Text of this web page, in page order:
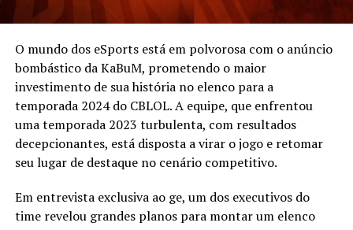
RELATED TOPICS: DESTAQUE JOGA JUNTO
UP NEXT
Riot Games lança portal universitário UNILoL
DON'T MISS
De Rejeitados a Campeões! Red Canids Campeã!
Embora os detalhes contratuais sejam preservados, a
nota indica que a permanência do jogador é
insustentável enquanto as investigações avançam. Esse
movimento sugere que a paiN, ciente do impacto de sua
marca e da pressão de seus patrocinadores, entende que
nenhum talento técnico justifica a conivência com
acusações desta magnitude.
O impacto no cenário competitivo
A decisão coloca o “Super Time” da paiN para 2026 em
xeque. O projeto, que visava reeditar a base campeã com
O mundo dos eSports está em polvorosa com o anúncio
bombástico da KaBuM, prometendo o maior
investimento de sua história no elenco para a
temporada 2024 do CBLOL. A equipe, que enfrentou
uma temporada 2023 turbulenta, com resultados
decepcionantes, está disposta a virar o jogo e retomar
seu lugar de destaque no cenário competitivo.
Em entrevista exclusiva ao ge, um dos executivos do
time revelou grandes planos para montar um elenco